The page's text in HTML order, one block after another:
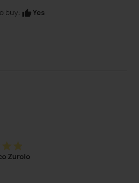
buy: thumb_upYes
star star
Zurolo